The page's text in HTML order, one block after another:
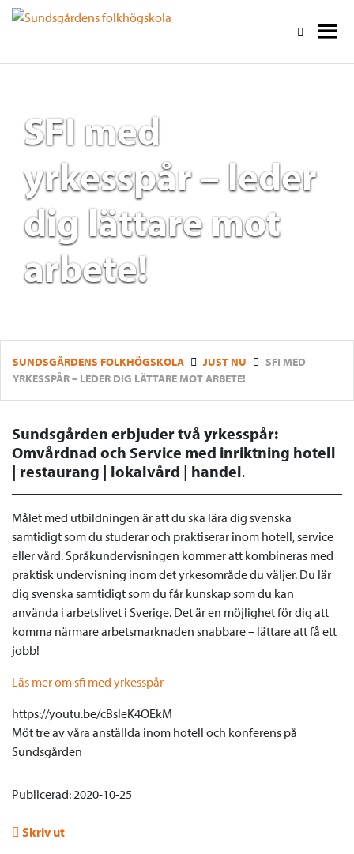
SFI med
yrkesspår – leder
dig lättare mot
arbete!
SUNDSGÅRDENS FOLKHÖGSKOLA JUST NU
SFI MED
YRKESSPÅR – LEDER DIG LÄTTARE MOT ARBETE!
Sundsgården erbjuder två yrkesspår:
Omvårdnad och Service med inriktning hotell
| restaurang | lokalvård | handel.
Målet med utbildningen är att du ska lära dig svenska
samtidigt som du studerar och praktiserar inom hotell, service
eller vård. Språkundervisningen kommer att kombineras med
praktisk undervisning inom det yrkesområde du väljer. Du lär
dig svenska samtidigt som du får kunskap som du kan
använda i arbetslivet i Sverige. Det är en möjlighet för dig att
komma närmare arbetsmarknaden snabbare – lättare att få ett
jobb!
Läs mer om sfi med yrkesspår
https://youtu.be/cBsleK4OEkM
Möt tre av våra anställda inom hotell och konferens på
Sundsgården
Publicerad: 2020-10-25
Skriv ut